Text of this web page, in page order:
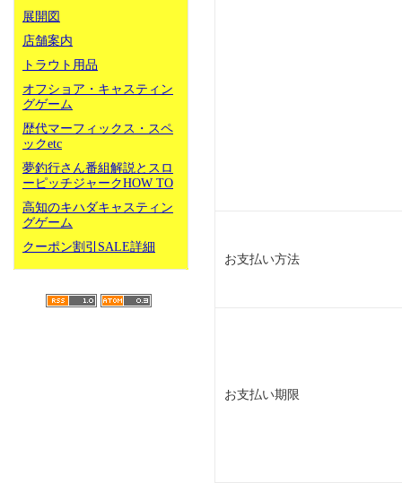
展開図
店舗案内
トラウト用品
オフショア・キャスティン
グゲーム
歴代マーフィックス・スペ
ックetc
夢釣行さん番組解説とスロ
ーピッチジャークHOW TO
高知のキハダキャスティン
グゲーム
クーポン割引SALE詳細
お支払い方法
お支払い期限